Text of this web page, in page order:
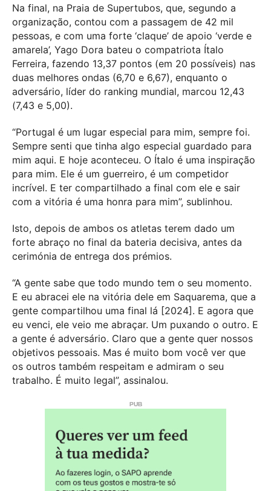
Na final, na Praia de Supertubos, que, segundo a
organização, contou com a passagem de 42 mil
pessoas, e com uma forte ‘claque’ de apoio ‘verde e
amarela’, Yago Dora bateu o compatriota Ítalo
Ferreira, fazendo 13,37 pontos (em 20 possíveis) nas
duas melhores ondas (6,70 e 6,67), enquanto o
adversário, líder do ranking mundial, marcou 12,43
(7,43 e 5,00).
“Portugal é um lugar especial para mim, sempre foi.
Sempre senti que tinha algo especial guardado para
mim aqui. E hoje aconteceu. O Ítalo é uma inspiração
para mim. Ele é um guerreiro, é um competidor
incrível. E ter compartilhado a final com ele e sair
com a vitória é uma honra para mim”, sublinhou.
Isto, depois de ambos os atletas terem dado um
forte abraço no final da bateria decisiva, antes da
cerimónia de entrega dos prémios.
“A gente sabe que todo mundo tem o seu momento.
E eu abracei ele na vitória dele em Saquarema, que a
gente compartilhou uma final lá [2024]. E agora que
eu venci, ele veio me abraçar. Um puxando o outro. E
a gente é adversário. Claro que a gente quer nossos
objetivos pessoais. Mas é muito bom você ver que
os outros também respeitam e admiram o seu
trabalho. É muito legal”, assinalou.